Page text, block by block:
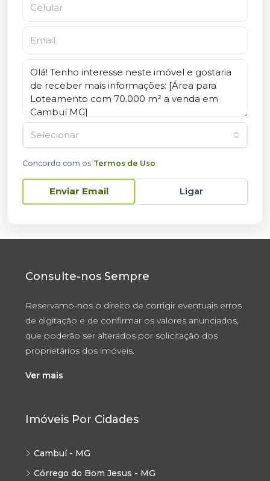
Selecionar
Concordo com os Termos de Uso
Enviar Email Ligar
Consulte-nos Sempre
Reservamo-nos o direito de corrigir eventuais erros
de digitação e de confirmar os valores anunciados,
que poderão ser alterados por solicitação dos
proprietários dos imóveis.
Ver mais
Imóveis Por Cidades
Cambuí - MG
Córrego do Bom Jesus - MG